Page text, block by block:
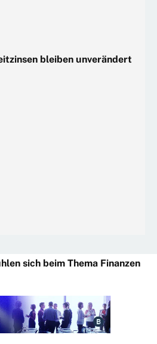
bleiben unverändert
sich beim Thema Finanzen